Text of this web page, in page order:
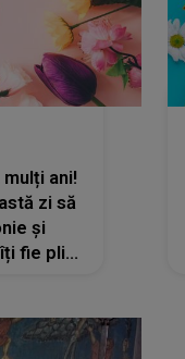
ani!
zi să
și
fie plină